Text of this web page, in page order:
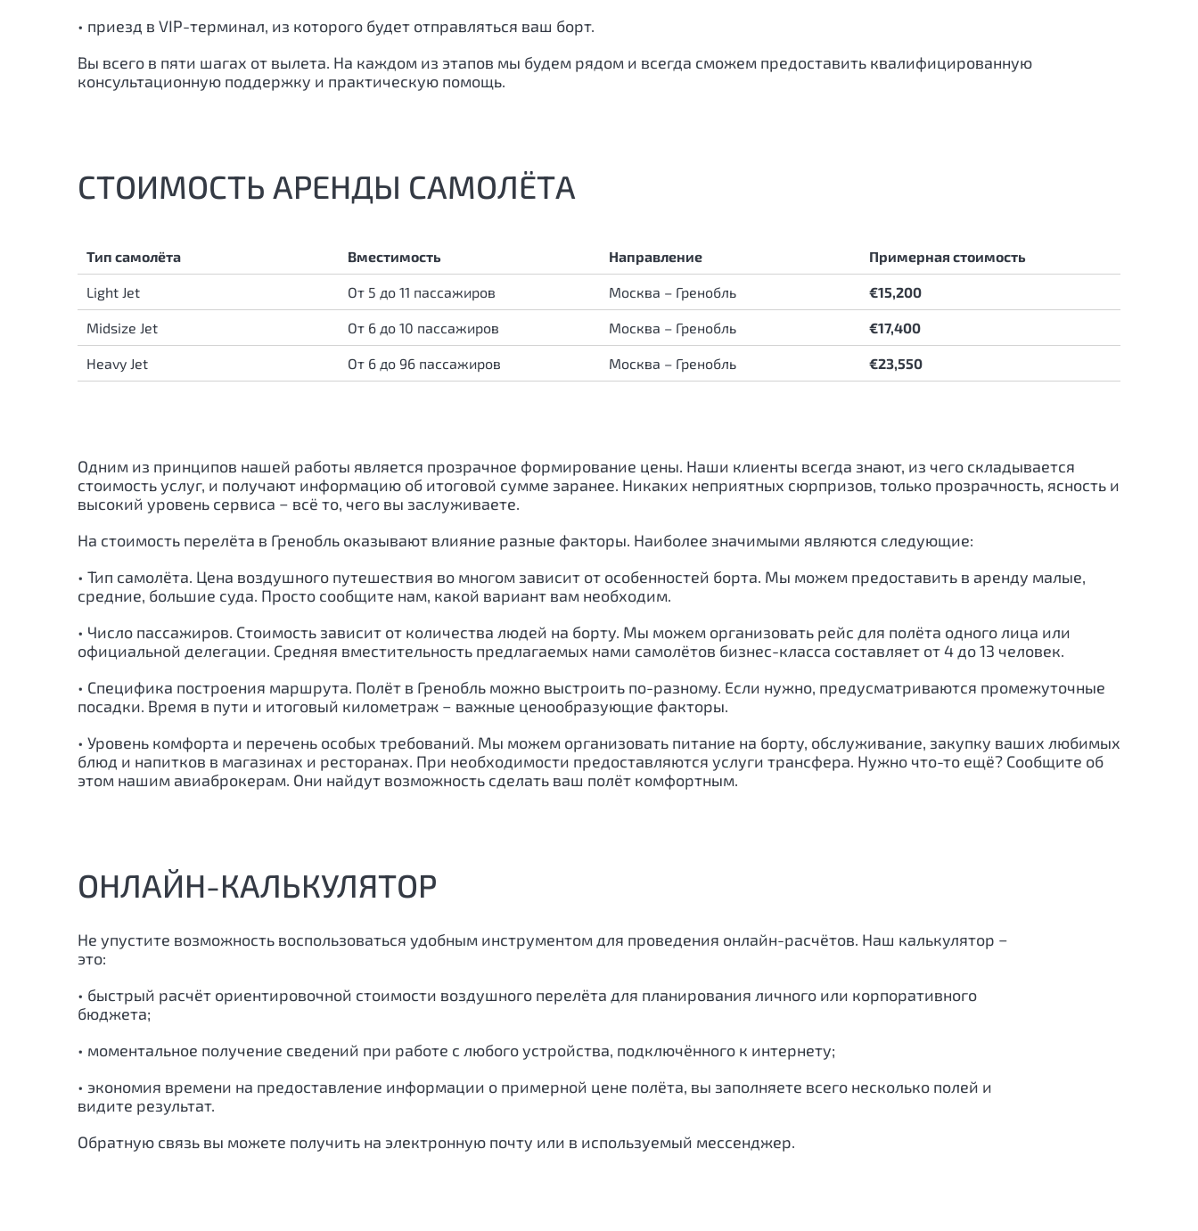
• приезд в VIP-терминал, из которого будет отправляться ваш борт.
Вы всего в пяти шагах от вылета. На каждом из этапов мы будем рядом и всегда сможем предоставить квалифицированную
консультационную поддержку и практическую помощь.
СТОИМОСТЬ АРЕНДЫ САМОЛЁТА
Тип самолёта Вместимость Направление Примерная стоимость
Light Jet От 5 до 11 пассажиров Москва – Гренобль €15,200
Midsize Jet От 6 до 10 пассажиров Москва – Гренобль €17,400
Heavy Jet От 6 до 96 пассажиров Москва – Гренобль €23,550
Одним из принципов нашей работы является прозрачное формирование цены. Наши клиенты всегда знают, из чего складывается
стоимость услуг, и получают информацию об итоговой сумме заранее. Никаких неприятных сюрпризов, только прозрачность, ясность и
высокий уровень сервиса − всё то, чего вы заслуживаете.
На стоимость перелёта в Гренобль оказывают влияние разные факторы. Наиболее значимыми являются следующие:
• Тип самолёта. Цена воздушного путешествия во многом зависит от особенностей борта. Мы можем предоставить в аренду малые,
средние, большие суда. Просто сообщите нам, какой вариант вам необходим.
• Число пассажиров. Стоимость зависит от количества людей на борту. Мы можем организовать рейс для полёта одного лица или
официальной делегации. Средняя вместительность предлагаемых нами самолётов бизнес-класса составляет от 4 до 13 человек.
• Специфика построения маршрута. Полёт в Гренобль можно выстроить по-разному. Если нужно, предусматриваются промежуточные
посадки. Время в пути и итоговый километраж − важные ценообразующие факторы.
• Уровень комфорта и перечень особых требований. Мы можем организовать питание на борту, обслуживание, закупку ваших любимых
блюд и напитков в магазинах и ресторанах. При необходимости предоставляются услуги трансфера. Нужно что-то ещё? Сообщите об
этом нашим авиаброкерам. Они найдут возможность сделать ваш полёт комфортным.
ОНЛАЙН-КАЛЬКУЛЯТОР
Не упустите возможность воспользоваться удобным инструментом для проведения онлайн-расчётов. Наш калькулятор −
это:
• быстрый расчёт ориентировочной стоимости воздушного перелёта для планирования личного или корпоративного
бюджета;
• моментальное получение сведений при работе с любого устройства, подключённого к интернету;
• экономия времени на предоставление информации о примерной цене полёта, вы заполняете всего несколько полей и
видите результат.
Обратную связь вы можете получить на электронную почту или в используемый мессенджер.